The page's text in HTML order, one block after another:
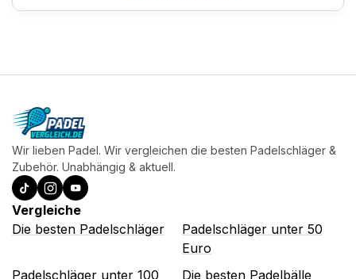
Wir lieben Padel. Wir vergleichen die besten Padelschläger &
Zubehör. Unabhängig & aktuell.
Vergleiche
Die besten Padelschläger
Padelschläger unter 50
Euro
Padelschläger unter 100
Die besten Padelbälle